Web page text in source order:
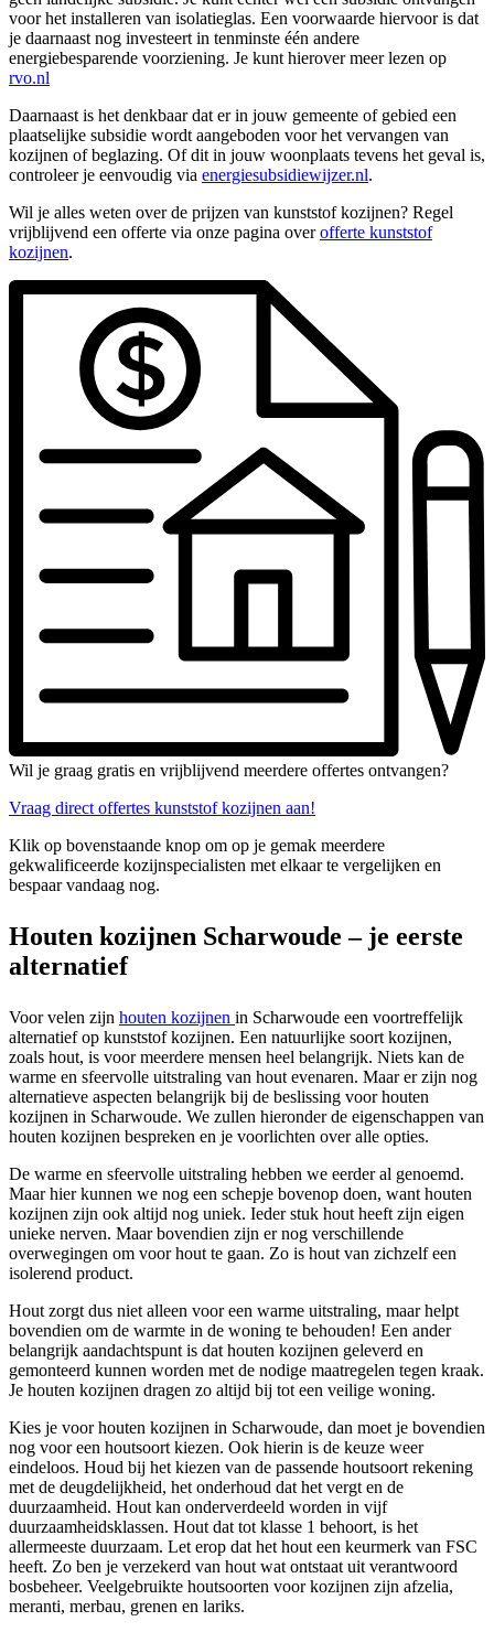
voor het installeren van isolatieglas. Een voorwaarde hiervoor is dat
je daarnaast nog investeert in tenminste één andere
energiebesparende voorziening. Je kunt hierover meer lezen op
rvo.nl
Daarnaast is het denkbaar dat er in jouw gemeente of gebied een
plaatselijke subsidie wordt aangeboden voor het vervangen van
kozijnen of beglazing. Of dit in jouw woonplaats tevens het geval is,
controleer je eenvoudig via energiesubsidiewijzer.nl.
Wil je alles weten over de prijzen van kunststof kozijnen? Regel
vrijblijvend een offerte via onze pagina overofferte kunststof
kozijnen.
Wil je graag gratis en vrijblijvend meerdere offertes ontvangen?
Vraag direct offertes kunststof kozijnen aan!
Klik op bovenstaande knop om op je gemak meerdere
gekwalificeerde kozijnspecialisten met elkaar te vergelijken en
bespaar vandaag nog.
Houten kozijnen Scharwoude – je eerste
alternatief
Voor velen zijn houten kozijnen in Scharwoude een voortreffelijk
alternatief op kunststof kozijnen. Een natuurlijke soort kozijnen,
zoals hout, is voor meerdere mensen heel belangrijk. Niets kan de
warme en sfeervolle uitstraling van hout evenaren. Maar er zijn nog
alternatieve aspecten belangrijk bij de beslissing voor houten
kozijnen in Scharwoude. We zullen hieronder de eigenschappen van
houten kozijnen bespreken en je voorlichten over alle opties.
De warme en sfeervolle uitstraling hebben we eerder al genoemd.
Maar hier kunnen we nog een schepje bovenop doen, want houten
kozijnen zijn ook altijd nog uniek. Ieder stuk hout heeft zijn eigen
unieke nerven. Maar bovendien zijn er nog verschillende
overwegingen om voor hout te gaan. Zo is hout van zichzelf een
isolerend product.
Hout zorgt dus niet alleen voor een warme uitstraling, maar helpt
bovendien om de warmte in de woning te behouden! Een ander
belangrijk aandachtspunt is dat houten kozijnen geleverd en
gemonteerd kunnen worden met de nodige maatregelen tegen kraak.
Je houten kozijnen dragen zo altijd bij tot een veilige woning.
Kies je voor houten kozijnen in Scharwoude, dan moet je bovendien
nog voor een houtsoort kiezen. Ook hierin is de keuze weer
eindeloos. Houd bij het kiezen van de passende houtsoort rekening
met de deugdelijkheid, het onderhoud dat het vergt en de
duurzaamheid. Hout kan onderverdeeld worden in vijf
duurzaamheidsklassen. Hout dat tot klasse 1 behoort, is het
allermeeste duurzaam. Let erop dat het hout een keurmerk van FSC
heeft. Zo ben je verzekerd van hout wat ontstaat uit verantwoord
bosbeheer. Veelgebruikte houtsoorten voor kozijnen zijn afzelia,
meranti, merbau, grenen en lariks.